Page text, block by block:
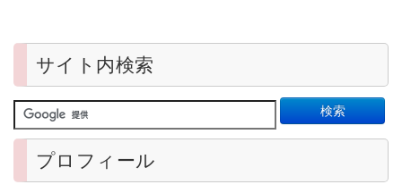
サイト内検索
プロフィール